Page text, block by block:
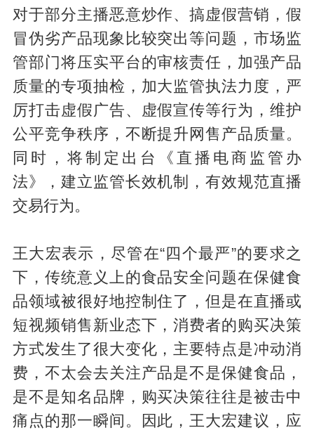
对于部分主播恶意炒作、搞虚假营销，假
冒伪劣产品现象比较突出等问题，市场监
管部门将压实平台的审核责任，加强产品
质量的专项抽检，加大监管执法力度，严
厉打击虚假广告、虚假宣传等行为，维护
公平竞争秩序，不断提升网售产品质量。
同时，将制定出台《直播电商监管办
法》，建立监管长效机制，有效规范直播
交易行为。
王大宏表示，尽管在“四个最严”的要求之
下，传统意义上的食品安全问题在保健食
品领域被很好地控制住了，但是在直播或
短视频销售新业态下，消费者的购买决策
方式发生了很大变化，主要特点是冲动消
费，不太会去关注产品是不是保健食品，
是不是知名品牌，购买决策往往是被击中
痛点的那一瞬间。因此，王大宏建议，应